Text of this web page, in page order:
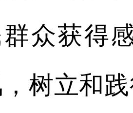
群众获得
，树立和